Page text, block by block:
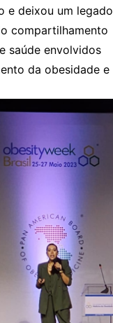
e deixou um legado
compartilhamento
saúde envolvidos
da obesidade e